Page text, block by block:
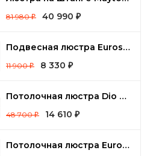
81 980₽ 40 990 ₽
Подвесная люстра Eurosvet Soffio 60134/8 никель
11 900₽ 8 330 ₽
Потолочная люстра Dio D’Arte Cremono Cremono E 1.2.24.100 G
48 700₽ 14 610 ₽
Потолочная люстра Eurosvet Nuvola 70129/8 хром